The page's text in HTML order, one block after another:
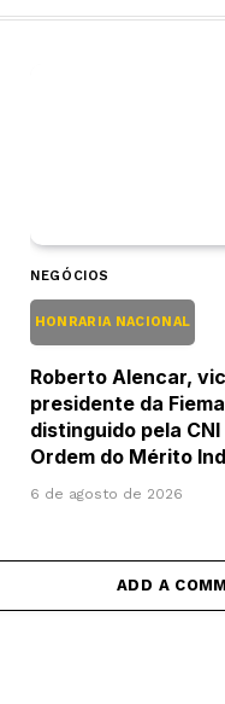
NEGÓCIOS
HONRARIA NACIONAL
Roberto Alencar,
presidente da
distinguido pela CNI
Ordem do Mérito
6 de agosto de 2026
ADD A